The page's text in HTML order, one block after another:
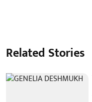
Related Stories